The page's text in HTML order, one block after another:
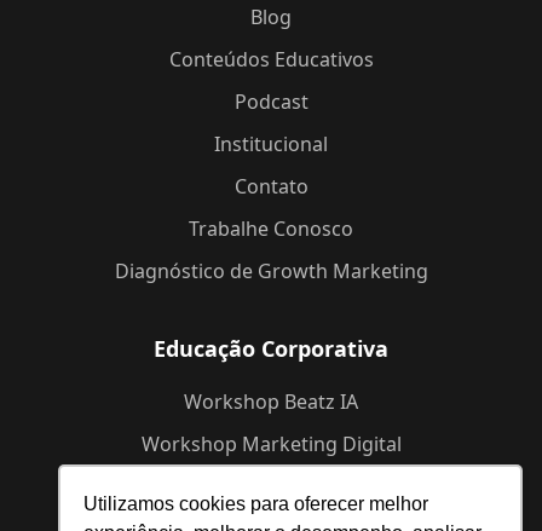
Utilizamos cookies para oferecer melhor
Blog
Conteúdos Educativos
Podcast
Institucional
Contato
Trabalhe Conosco
Diagnóstico de Growth Marketing
Educação Corporativa
Workshop Beatz IA
Workshop Marketing Digital